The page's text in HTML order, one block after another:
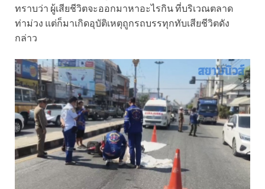
ทราบว่า ผู้เสียชีวิตจะออกมาหาอะไรกิน ที่บริเวณตลาด
ท่าม่วง แต่ก็มาเกิดอุบัติเหตุถูกรถบรรทุกทับเสียชีวิตดัง
กล่าว